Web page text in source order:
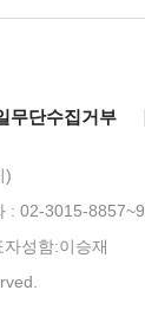
무단수집거부
)
: 02-3015-8857~9
성함:이승재